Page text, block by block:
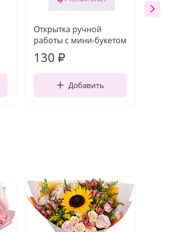
Открытка ручной
работы с мини-букетом
130 ₽
Добавить